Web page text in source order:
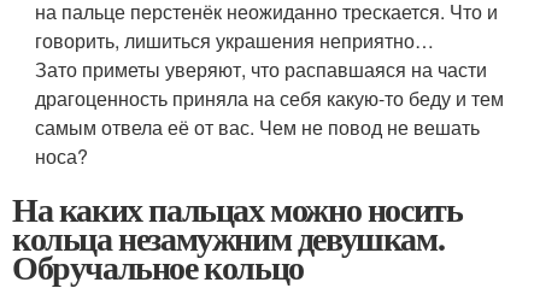
на пальце перстенёк неожиданно трескается. Что и
говорить, лишиться украшения неприятно…
Зато приметы уверяют, что распавшаяся на части
драгоценность приняла на себя какую-то беду и тем
самым отвела её от вас. Чем не повод не вешать
носа?
На каких пальцах можно носить
кольца незамужним девушкам.
Обручальное кольцо